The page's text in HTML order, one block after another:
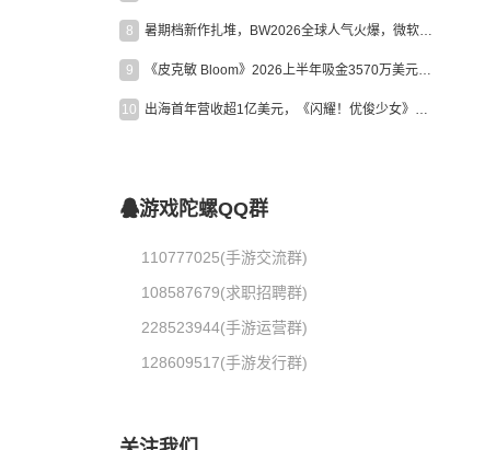
8 暑期档新作扎堆，BW2026全球人气火爆，微软XBOX大裁员|陀螺周报
9 《皮克敏 Bloom》2026上半年吸金3570万美元，中国台湾成最大市场
10 出海首年营收超1亿美元，《闪耀！优俊少女》美国市场占比达七成
游戏陀螺QQ群
110777025(手游交流群)
108587679(求职招聘群)
228523944(手游运营群)
128609517(手游发行群)